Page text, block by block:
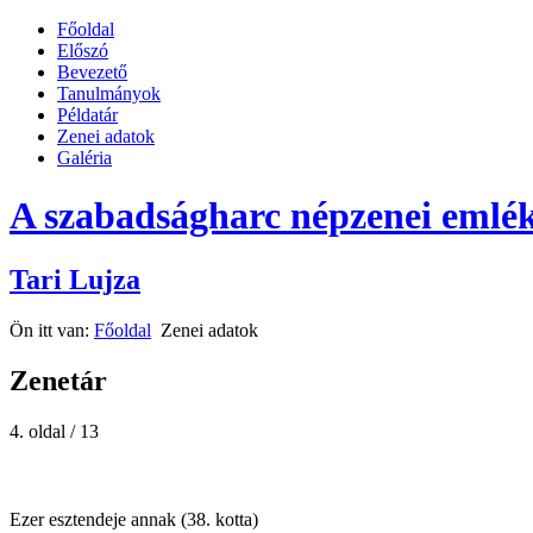
Főoldal
Előszó
Bevezető
Tanulmányok
Példatár
Zenei adatok
Galéria
A szabadságharc népzenei
Tari Lujza
Ön itt van: Főoldal Zenei adatok
Zenetár
4. oldal / 13
Ezer esztendeje annak (38. kotta)